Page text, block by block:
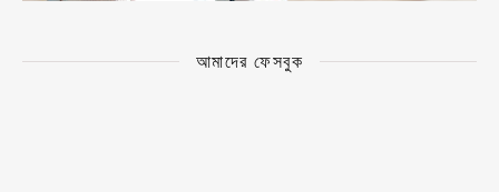
আমাদের ফেসবুক